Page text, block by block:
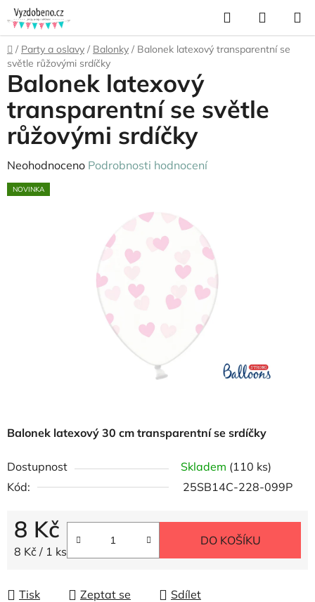
Přejít
na
obsah
Hledat
KOŠÍK
Domů
/ Party a oslavy / Balonky / Balonek latexový transparentní se
světle růžovými srdíčky
Balonek latexový 30 cm transparentní se srdíčky
Dostupnost Skladem (110 ks)
Kód:
25SB14C-228-099P
8 Kč
Měrná cena:
8 Kč / 1 ks
DO KOŠÍKU
Tisk Zeptat se Sdílet
Balonek latexový
transparentní se světle
růžovými srdíčky
Průměrné
hodnocení
Neohodnoceno Podrobnosti hodnocení
NOVINKA